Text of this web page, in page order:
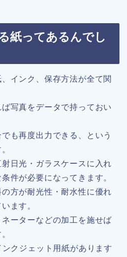
紙ってあるんでし
インク、保存方法が全て関
写真をデータで持っておい
も再度出力できる、という
日光・ガラスケースに入れ
件が必要になってきます。
方が耐光性・耐水性に優れ
ます。
ーターなどの加工を施せば
クジェット用紙があります